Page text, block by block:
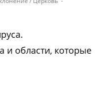
и области, которые